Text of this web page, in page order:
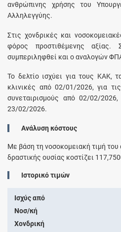
ανθρώπινης χρήσης του
Αλληλεγγύης.
Στις χονδρικές και
φόρος προστιθέμενης αξίας.
συμπεριληφθεί και ο αναλογών
Το δελτίο ισχύει για τους ΚΑΚ,
κλινικές από 02/01/2026, για
συνεταιρισμούς από 02/02/
23/02/2026.
Ανάλυση κόστους
Με βάση τη νοσοκομειακή τιμή
δραστικής ουσίας κοστίζει
Ιστορικό τιμών
Ισχύς από
Νοσ/κή
Χονδρική